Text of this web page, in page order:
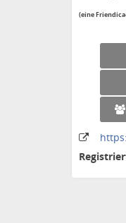
(eine
https: